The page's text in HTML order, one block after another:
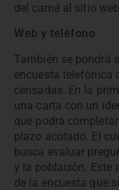
del carné al sitio
Web y teléfono
También se pondrá
encuesta telefónica
censadas. En la
una carta con un
que podrá
plazo acotado. El
busca evaluar
y la población. Este
de la encuesta que